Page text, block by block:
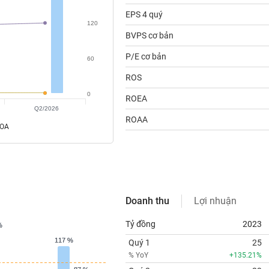
0
60
120
Q2/2026
EPS 4 quý
BVPS cơ bản
P/E cơ bản
ROS
ROEA
ROAA
117 %
117 %
Doanh thu Lợi nhuận
Tỷ đồng 2023
Quý 1
% YoY
25
+135.21%